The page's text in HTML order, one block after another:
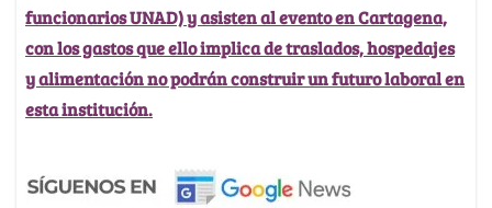
funcionarios UNAD) y asisten al evento en Cartagena,
con los gastos que ello implica de traslados, hospedajes
y alimentación no podrán construir un futuro laboral en
esta institución.